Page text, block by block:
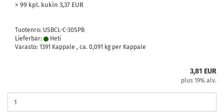
> 99 kpl. kukin 3,37 EUR
Tuotenro: USBCL-C-30SPB
Lieferbar:
Heti
Varasto: 1391 Kappale , ca. 0,091 kg per Kappale
3,81 EUR
plus 19% alv.